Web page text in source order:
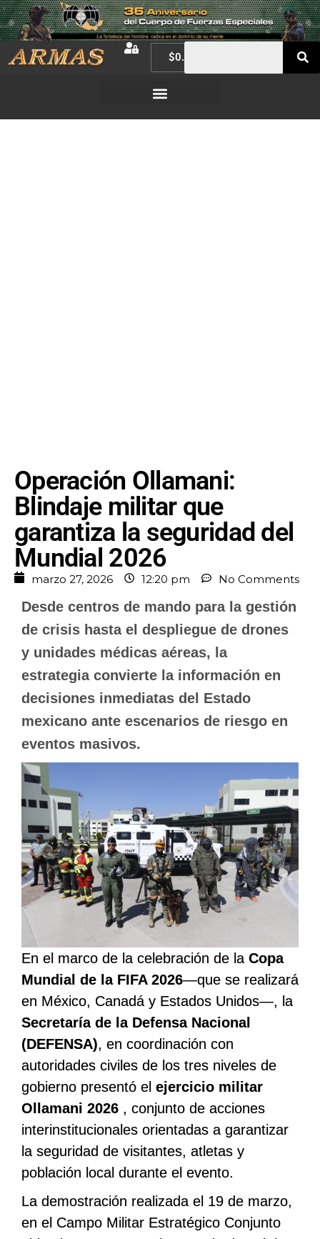
$0.00
Operación Ollamani:
Blindaje militar que
garantiza la seguridad del
Mundial 2026
marzo 27, 2026 12:20 pm No Comments
Desde centros de mando para la gestión
de crisis hasta el despliegue de drones
y unidades médicas aéreas, la
estrategia convierte la información en
decisiones inmediatas del Estado
mexicano ante escenarios de riesgo en
eventos masivos.
En el marco de la celebración de la Copa
Mundial de la FIFA 2026—que se realizará
en México, Canadá y Estados Unidos—, la
Secretaría de la Defensa Nacional
(DEFENSA), en coordinación con
autoridades civiles de los tres niveles de
gobierno presentó el ejercicio militar
Ollamani 2026 , conjunto de acciones
interinstitucionales orientadas a garantizar
la seguridad de visitantes, atletas y
población local durante el evento.
La demostración realizada el 19 de marzo,
en el Campo Militar Estratégico Conjunto